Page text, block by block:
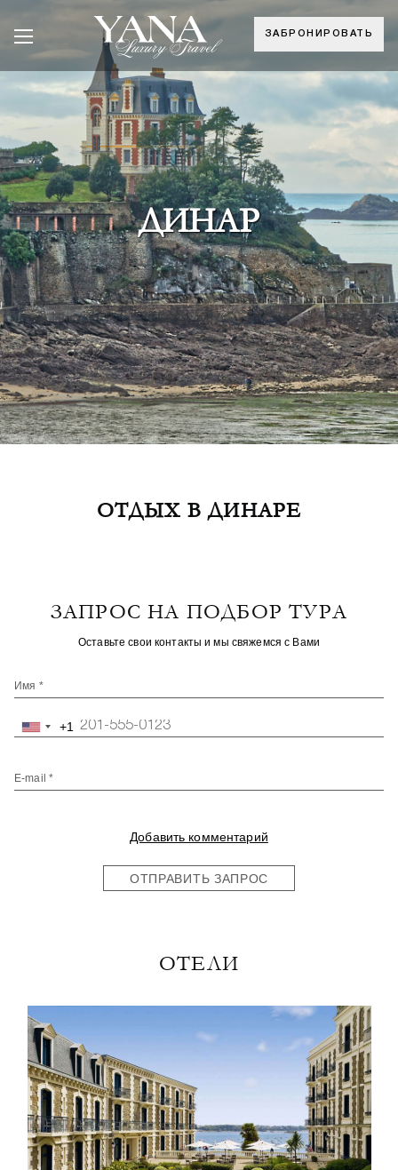
ЗАБРОНИРОВАТЬ
ДИНАР
ОТДЫХ В ДИНАРЕ
ЗАПРОС НА ПОДБОР ТУРА
Оставьте свои контакты и мы свяжемся с Вами
Имя *
United+1
E-mail *
Добавить комментарий
ОТПРАВИТЬ ЗАПРОС
ОТЕЛИ